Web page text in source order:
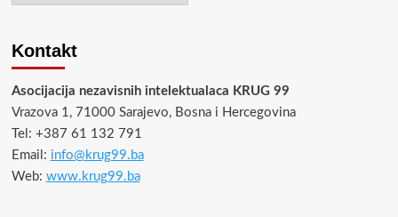
Kontakt
Asocijacija nezavisnih intelektualaca KRUG 99
Vrazova 1, 71000 Sarajevo, Bosna i Hercegovina
Tel: +387 61 132 791
Email: info@krug99.ba
Web: www.krug99.ba